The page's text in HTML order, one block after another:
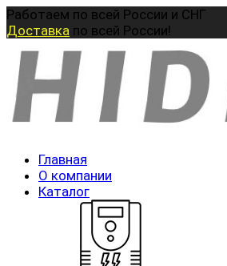
Перейти
к
Работаем по всей России и СНГ
Доставка по всей России!
Главная
О компании
Каталог